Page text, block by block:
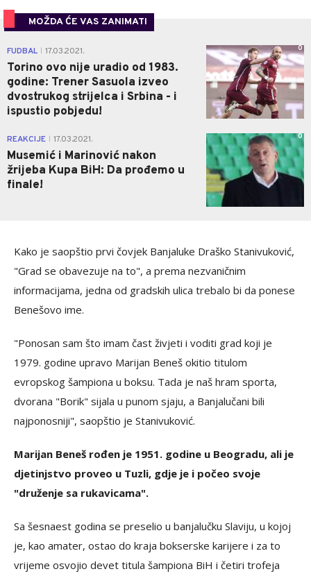
MOŽDA ĆE VAS ZANIMATI
FUDBAL 17.03.2021.
Torino ovo nije uradio od 1983.
godine: Trener Sasuola izveo
dvostrukog strijelca i Srbina - i
ispustio pobjedu!
0
REAKCIJE 17.03.2021.
Musemić i Marinović nakon
žrijeba Kupa BiH: Da prođemo u
finale!
0
Kako je saopštio prvi čovjek Banjaluke Draško Stanivuković,
"Grad se obavezuje na to", a prema nezvaničnim
informacijama, jedna od gradskih ulica trebalo bi da ponese
Benešovo ime.
"Ponosan sam što imam čast živjeti i voditi grad koji je
1979. godine upravo Marijan Beneš okitio titulom
evropskog šampiona u boksu. Tada je naš hram sporta,
dvorana "Borik" sijala u punom sjaju, a Banjalučani bili
najponosniji", saopštio je Stanivuković.
Marijan Beneš rođen je 1951. godine u Beogradu, ali je
djetinjstvo proveo u Tuzli, gdje je i počeo svoje
"druženje sa rukavicama".
Sa šesnaest godina se preselio u banjalučku Slaviju, u kojoj
je, kao amater, ostao do kraja bokserske karijere i za to
vrijeme osvojio devet titula šampiona BiH i četiri trofeja